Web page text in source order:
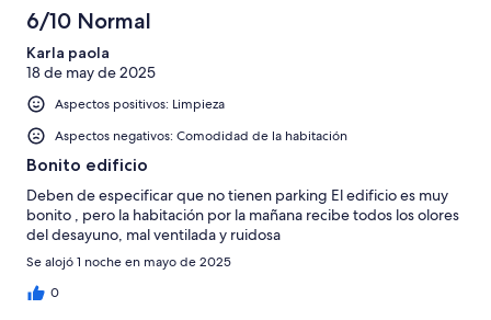
6/10 Normal
Karla paola
18 de may de 2025
Aspectos positivos: Limpieza
Aspectos negativos: Comodidad de la habitación
Bonito edificio
Deben de especificar que no tienen parking El edificio es muy
bonito , pero la habitación por la mañana recibe todos los olores
del desayuno, mal ventilada y ruidosa
Se alojó 1 noche en mayo de 2025
0